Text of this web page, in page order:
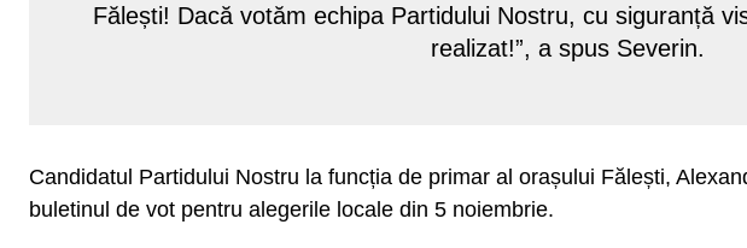
Fălești! Dacă votăm echipa Partidului Nostru, cu siguranță
realizat!”, a spus Severin.
Candidatul Partidului Nostru la funcția de primar al orașului Fălești,
buletinul de vot pentru alegerile locale din 5 noiembrie.